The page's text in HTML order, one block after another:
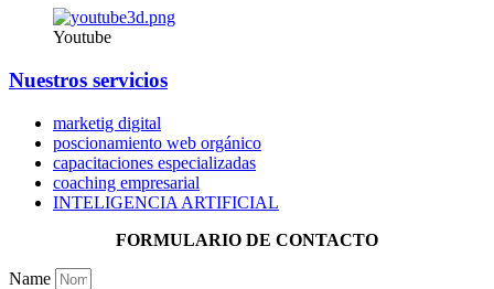
Youtube
Nuestros servicios
marketig digital
poscionamiento web orgánico
capacitaciones especializadas
coaching empresarial
INTELIGENCIA ARTIFICIAL
FORMULARIO DE CONTACTO
Name